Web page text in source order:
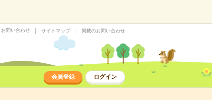
問い合わせ サイトマップ 掲載のお問い合わせ
会員登録 ログイン